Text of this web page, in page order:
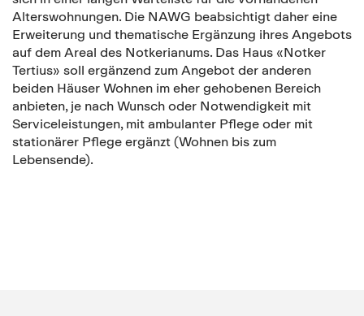
Alterswohnungen. Die NAWG beabsichtigt daher eine
Erweiterung und thematische Ergänzung ihres Angebots
auf dem Areal des Notkerianums. Das Haus «Notker
Tertius» soll ergänzend zum Angebot der anderen
beiden Häuser Wohnen im eher gehobenen Bereich
anbieten, je nach Wunsch oder Notwendigkeit mit
Serviceleistungen, mit ambulanter Pflege oder mit
stationärer Pflege ergänzt (Wohnen bis zum
Lebensende).